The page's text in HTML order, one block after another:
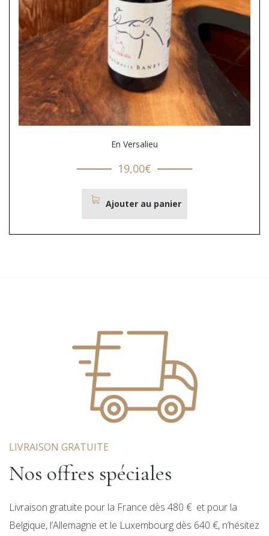
En Versalieu
19,00€
Ajouter au panier
LIVRAISON GRATUITE
Nos offres spéciales
Livraison gratuite pour la France dès 480 € et pour la
Belgique, l’Allemagne et le Luxembourg dès 640 €, n’hésitez